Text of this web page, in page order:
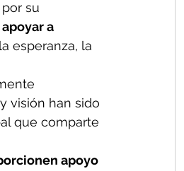
su
apoyar a
esperanza, la
visión han sido
que comparte
apoyo